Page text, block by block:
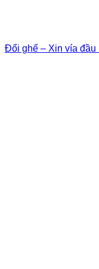
Đổi ghế – Xin vía đầu